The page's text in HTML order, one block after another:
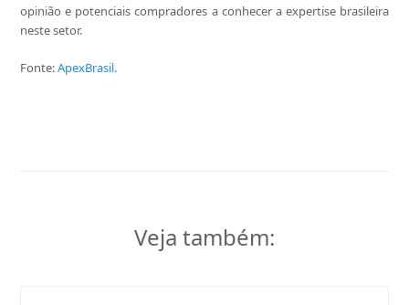
opinião e potenciais compradores a conhecer a expertise brasileira
neste setor.
Fonte:ApexBrasil.
Veja também: